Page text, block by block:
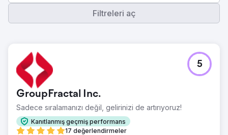
Filtreleri aç
GroupFractal Inc.
Sadece sıralamanızı değil, gelirinizi de artırıyoruz!
Kanıtlanmış geçmiş performans
17 değerlendirmeler
5